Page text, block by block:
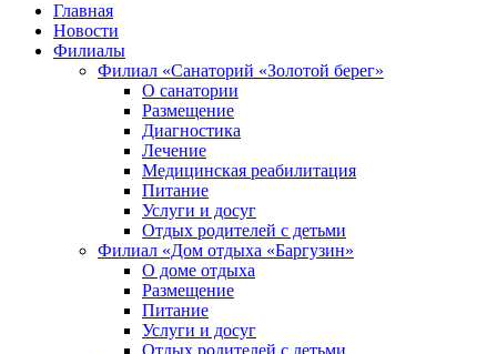
Главная
Новости
Филиалы
Филиал «Санаторий «Золотой берег»
О санатории
Размещение
Диагностика
Лечение
Медицинская реабилитация
Питание
Услуги и досуг
Отдых родителей с детьми
Филиал «Дом отдыха «Баргузин»
О доме отдыха
Размещение
Питание
Услуги и досуг
Отдых родителей с детьми